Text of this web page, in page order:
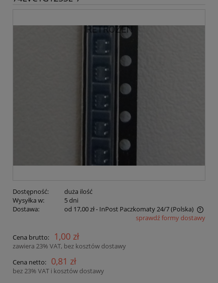
Dostępność:
duża ilość
Wysyłka w:
5 dni
Dostawa:
od 17,00 zł- InPost Paczkomaty 24/7(Polska)
Cena nie zawiera ewentualnych kosztów płatnościsprawdź formy dostawy
Cena brutto: 1,00 zł
zawiera 23% VAT, bez kosztów dostawy
Cena netto:
0,81 zł
bez 23% VAT i kosztów dostawy